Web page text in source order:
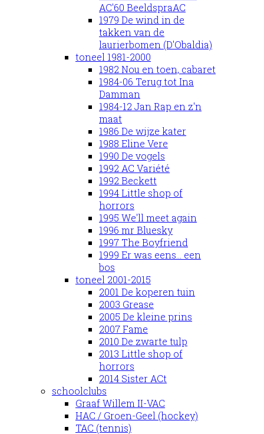
AC'60 BeeldspraAC
1979 De wind in de
takken van de
laurierbomen (D'Obaldia)
toneel 1981-2000
1982 Nou en toen, cabaret
1984-06 Terug tot Ina
Damman
1984-12 Jan Rap en z'n
maat
1986 De wijze kater
1988 Eline Vere
1990 De vogels
1992 AC Variété
1992 Beckett
1994 Little shop of
horrors
1995 We'll meet again
1996 mr Bluesky
1997 The Boyfriend
1999 Er was eens... een
bos
toneel 2001-2015
2001 De koperen tuin
2003 Grease
2005 De kleine prins
2007 Fame
2010 De zwarte tulp
2013 Little shop of
horrors
2014 Sister ACt
schoolclubs
Graaf Willem II-VAC
HAC / Groen-Geel (hockey)
TAC (tennis)